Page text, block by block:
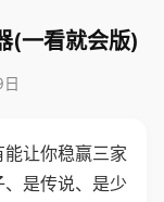
(一看就会版)
让你稳赢三家
是传说、是少